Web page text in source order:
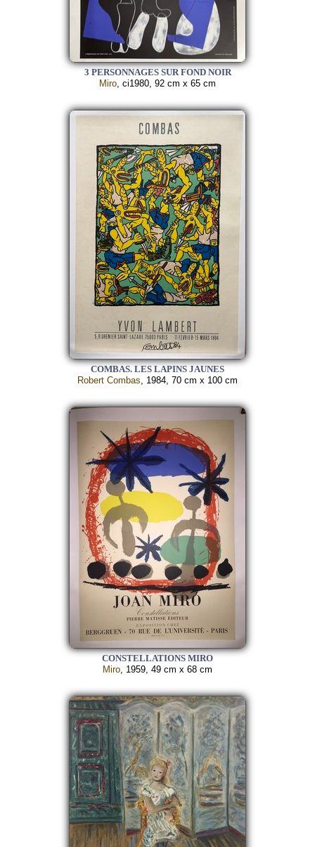
3 PERSONNAGES SUR FOND NOIR
Miro, ci1980, 92 cm x 65 cm
COMBAS. LES LAPINS JAUNES
Robert Combas, 1984, 70 cm x 100 cm
CONSTELLATIONS MIRO
Miro , 1959, 49 cm x 68 cm